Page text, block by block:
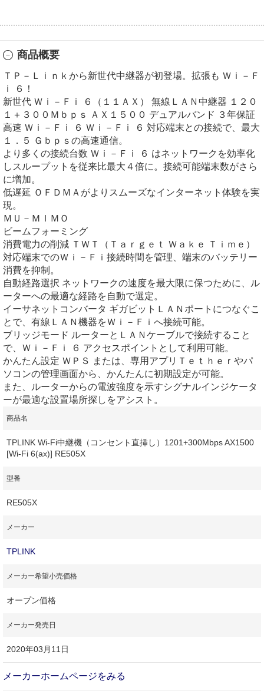
商品概要
ＴＰ－Ｌｉｎｋから新世代中継器が初登場。拡張も Ｗｉ－Ｆ
ｉ ６！
新世代 Ｗｉ－Ｆｉ ６（１１ＡＸ） 無線ＬＡＮ中継器 １２０
１＋３００Ｍｂｐｓ ＡＸ１５００ デュアルバンド ３年保証
高速 Ｗｉ－Ｆｉ ６ Ｗｉ－Ｆｉ ６ 対応端末との接続で、最大
１．５ Ｇｂｐｓの高速通信。
より多くの接続台数 Ｗｉ－Ｆｉ ６ はネットワークを効率化
しスループットを従来比最大４倍に。接続可能端末数がさら
に増加。
低遅延 ＯＦＤＭＡがよりスムーズなインターネット体験を実
現。
ＭＵ－ＭＩＭＯ
ビームフォーミング
消費電力の削減 ＴＷＴ（Ｔａｒｇｅｔ Ｗａｋｅ Ｔｉｍｅ）
対応端末でのＷｉ－Ｆｉ接続時間を管理、端末のバッテリー
消費を抑制。
自動経路選択 ネットワークの速度を最大限に保つために、ル
ーターへの最適な経路を自動で選定。
イーサネットコンバータ ギガビットＬＡＮポートにつなぐこ
とで、有線ＬＡＮ機器をＷｉ－Ｆｉへ接続可能。
ブリッジモード ルーターとＬＡＮケーブルで接続すること
で、Ｗｉ－Ｆｉ ６ アクセスポイントとして利用可能。
かんたん設定 ＷＰＳ または、専用アプリＴｅｔｈｅｒやパ
ソコンの管理画面から、かんたんに初期設定が可能。
また、ルーターからの電波強度を示すシグナルインジケータ
ーが最適な設置場所探しをアシスト。
商品名
TPLINK Wi-Fi中継機（コンセント直挿し）1201+300Mbps AX1500
[Wi-Fi 6(ax)] RE505X
型番
RE505X
メーカー
TPLINK
メーカー希望小売価格
オープン価格
メーカー発売日
2020年03月11日
メーカーホームページをみる